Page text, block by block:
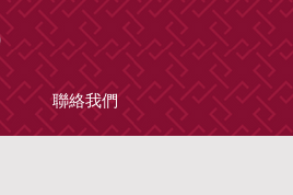
聯絡我們